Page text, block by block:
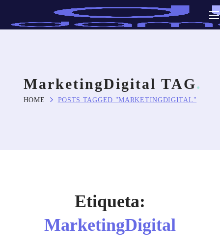
MarketingDigital TAG
HOME POSTS TAGGED "MARKETINGDIGITAL"
Etiqueta:
MarketingDigital